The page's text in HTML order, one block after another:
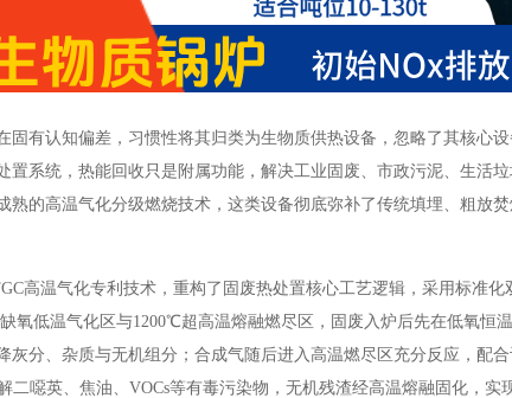
固有认知偏差，习惯性将其归类为生物质供热设备，忽略了其核心
置系统，热能回收只是附属功能，解决工业固废、市政污泥、生活
熟的高温气化分级燃烧技术，这类设备彻底弥补了传统填埋、粗放
高温气化专利技术，重构了固废热处置核心工艺逻辑，采用标准
氧低温气化区与1200℃超高温熔融燃尽区，固废入炉后先在低氧恒
灰分、杂质与无机组分；合成气随后进入高温燃尽区充分反应，配
二噁英、焦油、VOCs等有毒污染物，无机残渣经高温熔融固化，实